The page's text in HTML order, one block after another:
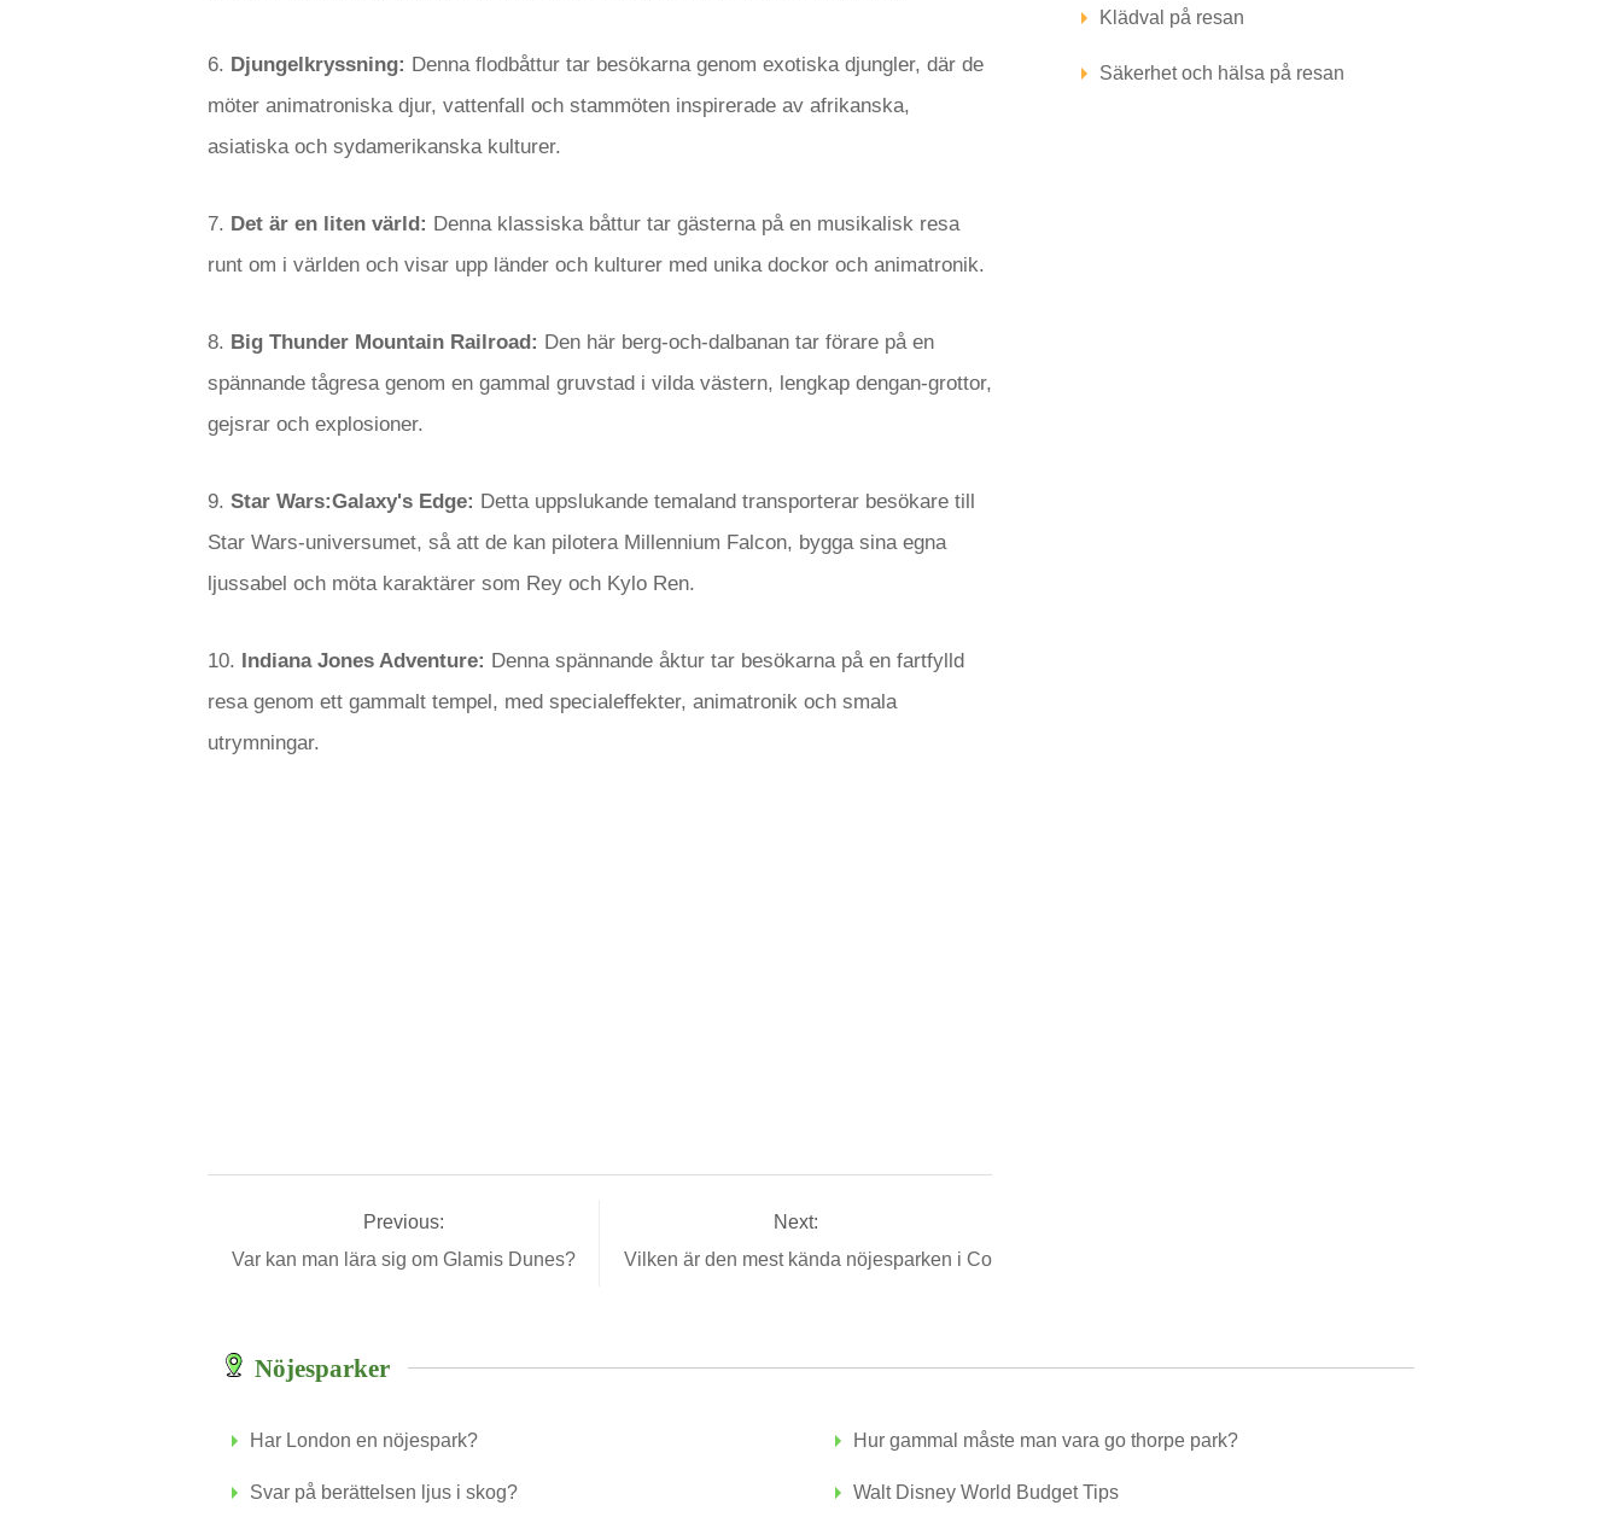
6. Djungelkryssning: Denna flodbåttur tar besökarna genom exotiska djungler, där de
möter animatroniska djur, vattenfall och stammöten inspirerade av afrikanska,
asiatiska och sydamerikanska kulturer.
7. Det är en liten värld: Denna klassiska båttur tar gästerna på en musikalisk resa
runt om i världen och visar upp länder och kulturer med unika dockor och animatronik.
8. Big Thunder Mountain Railroad: Den här berg-och-dalbanan tar förare på en
spännande tågresa genom en gammal gruvstad i vilda västern, lengkap dengan-grottor,
gejsrar och explosioner.
9. Star Wars:Galaxy's Edge: Detta uppslukande temaland transporterar besökare till
Star Wars-universumet, så att de kan pilotera Millennium Falcon, bygga sina egna
ljussabel och möta karaktärer som Rey och Kylo Ren.
10. Indiana Jones Adventure: Denna spännande åktur tar besökarna på en fartfylld
resa genom ett gammalt tempel, med specialeffekter, animatronik och smala
utrymningar.
Previous:
Var kan man lära sig om Glamis Dunes?
Next:
Vilken är den mest kända nöjesparken i Connecticut?
Klädval på resan
Säkerhet och hälsa på resan
Nöjesparker
Har London en nöjespark? Hur gammal måste man vara go thorpe park?
Svar på berättelsen ljus i skog? Walt Disney World Budget Tips